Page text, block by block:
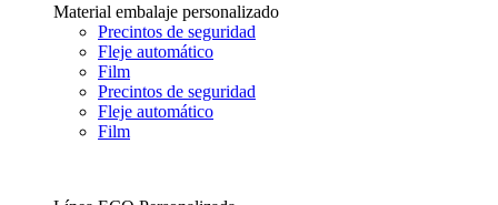
Material embalaje personalizado
Precintos de seguridad
Fleje automático
Film
Precintos de seguridad
Fleje automático
Film